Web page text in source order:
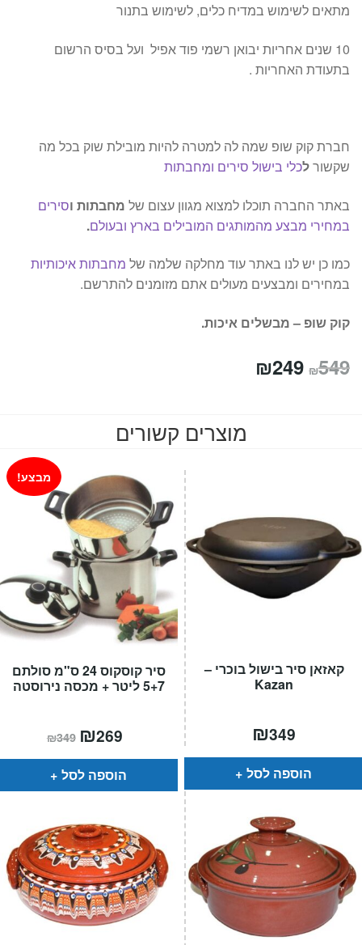
מתאים לשימוש במדיח כלים, לשימוש בתנור
10 שנים אחריות יבואן רשמי פוד אפיל ועל בסיס הרשום
בתעודת האחריות .
חברת קוק שופ שמה לה למטרה להיות מובילת שוק בכל מה
שקשורלכלי בישול סירים ומחבתות
באתר החברה תוכלו למצוא מגוון עצום של מחבתות וסירים
במחירי מבצע מהמותגים המובילים בארץ ובעולם.
כמו כן יש לנו באתר עוד מחלקה שלמה של מחבתות איכותיות
במחירים ומבצעים מעולים אתם מזומנים להתרשם.
קוק שופ – מבשלים איכות.
₪549 המחיר
₪249
הוא:
מוצרים קשורים
סיר קוסקוס 24 ס"מ סולתם
5+7 ליטר + מכסה נירוסטה
מבצע!
₪349 המחיר
המקורי
היה:
₪349.
₪269
הוא:
הוספה לסל
קאזאן סיר בישול בוכרי –
Kazan
₪349
הוספה לסל